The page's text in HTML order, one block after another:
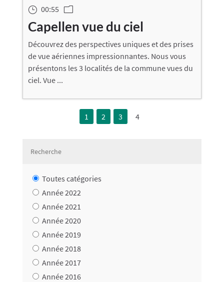
} 00:55 m
Capellen vue du ciel
Découvrez des perspectives uniques et des prises
de vue aériennes impressionnantes. Nous vous
présentons les 3 localités de la commune vues du
ciel. Vue ...
1 2 3 4
Toutes catégories
Année 2022
Année 2021
Année 2020
Année 2019
Année 2018
Année 2017
Année 2016